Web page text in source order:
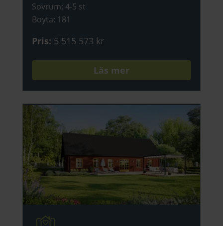
Sovrum: 4-5 st
Boyta: 181
Pris: 5 515 573 kr
Läs mer